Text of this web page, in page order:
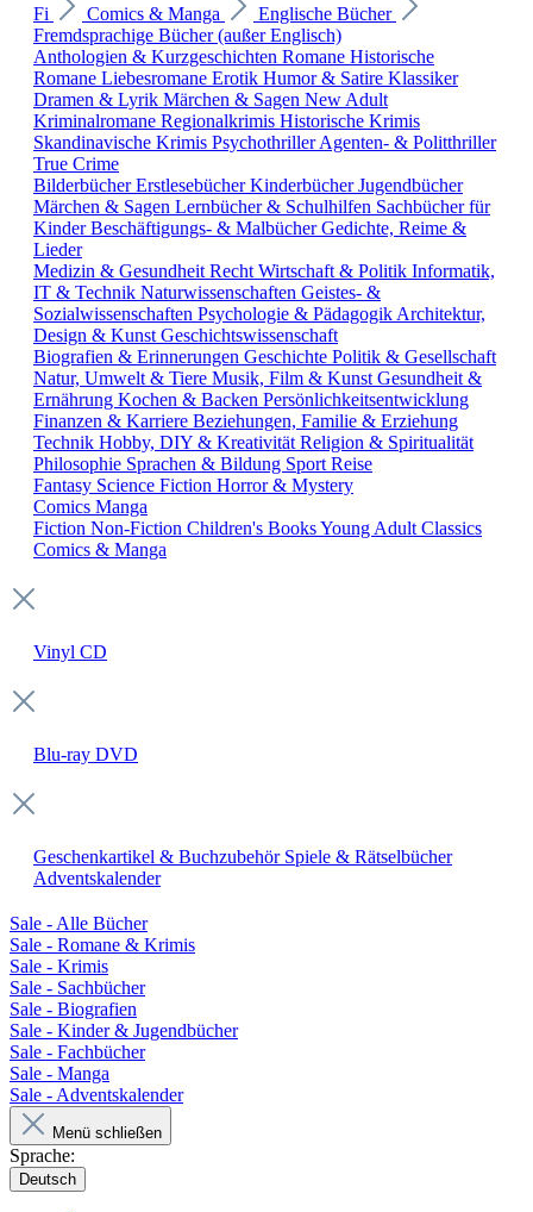
Fi
Comics & Manga
Englische Bücher
Fremdsprachige Bücher (außer Englisch)
Anthologien & Kurzgeschichten Romane Historische
Romane Liebesromane Erotik Humor & Satire Klassiker
Dramen & Lyrik Märchen & Sagen New Adult
Kriminalromane Regionalkrimis Historische Krimis
Skandinavische Krimis PsychothrillerAgenten- & Politthriller
True Crime
BilderbücherErstlesebücherKinderbücherJugendbücher
Märchen & Sagen Lernbücher & Schulhilfen Sachbücher für
KinderBeschäftigungs- & MalbücherGedichte, Reime &
Lieder
Medizin & Gesundheit Recht Wirtschaft & Politik Informatik,
IT & Technik Naturwissenschaften Geistes- &
Sozialwissenschaften Psychologie & Pädagogik Architektur,
Design & Kunst Geschichtswissenschaft
Biografien & Erinnerungen Geschichte Politik & Gesellschaft
Natur, Umwelt & Tiere Musik, Film & Kunst Gesundheit &
Ernährung Kochen & Backen Persönlichkeitsentwicklung
Finanzen & Karriere Beziehungen, Familie & Erziehung
Technik Hobby, DIY & Kreativität Religion & Spiritualität
Philosophie Sprachen & Bildung Sport Reise
Fantasy Science Fiction Horror & Mystery
Comics Manga
Fiction Non-Fiction Children's BooksYoung Adult Classics
Comics & Manga
Vinyl CD
Blu-ray DVD
Geschenkartikel & Buchzubehör Spiele & Rätselbücher
Adventskalender
Sale - Alle Bücher
Sale - Romane & Krimis
Sale - Krimis
Sale - Sachbücher
Sale - Biografien
Sale - Kinder & Jugendbücher
Sale - Fachbücher
Sale - Manga
Sale - Adventskalender
Menü schließen
Sprache:
Deutsch